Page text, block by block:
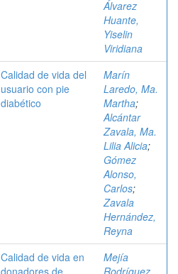
Álvarez
Huante,
Yiselin
Viridiana
Calidad de vida del
usuario con pie
diabético
Marín
Laredo, Ma.
Martha;
Alcántar
Zavala, Ma.
Lilia Alicia;
Gómez
Alonso,
Carlos;
Zavala
Hernández,
Reyna
Calidad de vida en
donadores de
Mejía
Rodríguez,